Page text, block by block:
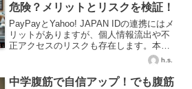
危険？メリットとリスクを検証！
PayPayとYahoo! JAPAN IDの連携にはメ
リットがありますが、個人情報流出や不
正アクセスのリスクも存在します。本記
事では、連携の危険性や安全対策、解除
方法まで詳しく解説。連携を迷っている
方はぜひ参考にしてください！
h.s.
中学腹筋で自信アップ！でも腹筋